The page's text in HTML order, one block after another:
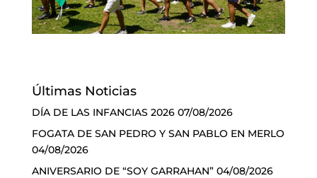
Últimas Noticias
DÍA DE LAS INFANCIAS 2026 07/08/2026
FOGATA DE SAN PEDRO Y SAN PABLO EN MERLO
04/08/2026
ANIVERSARIO DE “SOY GARRAHAN” 04/08/2026